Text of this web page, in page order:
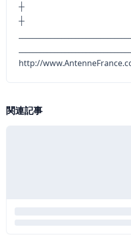
┼
http://
関連記事